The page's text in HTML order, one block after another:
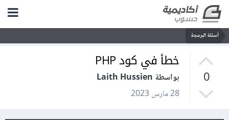
أسئلة البرمجة
0
خطأ في كود PHP
بواسطة Laith Hussien
28 مارس 2023